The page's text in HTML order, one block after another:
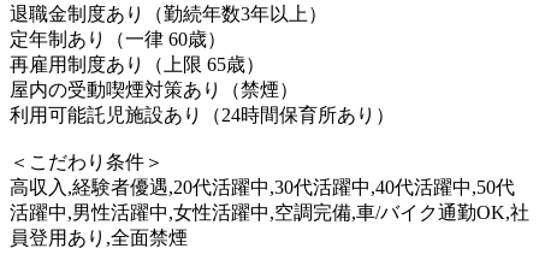
退職金制度あり（勤続年数3年以上）
定年制あり（一律 60歳）
再雇用制度あり（上限 65歳）
屋内の受動喫煙対策あり（禁煙）
利用可能託児施設あり（24時間保育所あり）
＜こだわり条件＞
高収入,経験者優遇,20代活躍中,30代活躍中,40代活躍中,50代
活躍中,男性活躍中,女性活躍中,空調完備,車/バイク通勤OK,社
員登用あり,全面禁煙